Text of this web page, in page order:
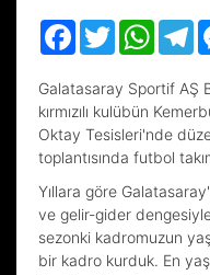
Facebook
Twitter
Galatasaray Sportif AŞ
kırmızılı kulübün
Oktay Tesisleri'nde
toplantısında futbol
Yıllara göre
ve gelir-gider
sezonki kadromuzun
bir kadro kurduk. En